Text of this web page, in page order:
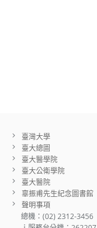
臺灣大學
臺大總圖
臺大醫學院
臺大公衛學院
臺大醫院
辜振甫先生紀念圖書館
聲明事項
總機：(02) 2312-3456